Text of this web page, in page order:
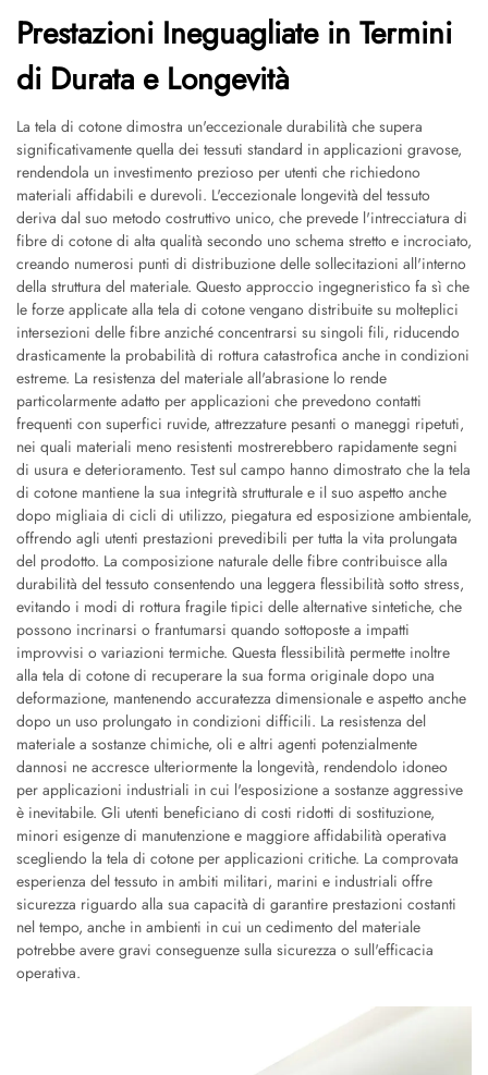
Prestazioni Ineguagliate in Termini
di Durata e Longevità
La tela di cotone dimostra un'eccezionale durabilità che supera
significativamente quella dei tessuti standard in applicazioni gravose,
rendendola un investimento prezioso per utenti che richiedono
materiali affidabili e durevoli. L'eccezionale longevità del tessuto
deriva dal suo metodo costruttivo unico, che prevede l'intrecciatura di
fibre di cotone di alta qualità secondo uno schema stretto e incrociato,
creando numerosi punti di distribuzione delle sollecitazioni all'interno
della struttura del materiale. Questo approccio ingegneristico fa sì che
le forze applicate alla tela di cotone vengano distribuite su molteplici
intersezioni delle fibre anziché concentrarsi su singoli fili, riducendo
drasticamente la probabilità di rottura catastrofica anche in condizioni
estreme. La resistenza del materiale all'abrasione lo rende
particolarmente adatto per applicazioni che prevedono contatti
frequenti con superfici ruvide, attrezzature pesanti o maneggi ripetuti,
nei quali materiali meno resistenti mostrerebbero rapidamente segni
di usura e deterioramento. Test sul campo hanno dimostrato che la tela
di cotone mantiene la sua integrità strutturale e il suo aspetto anche
dopo migliaia di cicli di utilizzo, piegatura ed esposizione ambientale,
offrendo agli utenti prestazioni prevedibili per tutta la vita prolungata
del prodotto. La composizione naturale delle fibre contribuisce alla
durabilità del tessuto consentendo una leggera flessibilità sotto stress,
evitando i modi di rottura fragile tipici delle alternative sintetiche, che
possono incrinarsi o frantumarsi quando sottoposte a impatti
improvvisi o variazioni termiche. Questa flessibilità permette inoltre
alla tela di cotone di recuperare la sua forma originale dopo una
deformazione, mantenendo accuratezza dimensionale e aspetto anche
dopo un uso prolungato in condizioni difficili. La resistenza del
materiale a sostanze chimiche, oli e altri agenti potenzialmente
dannosi ne accresce ulteriormente la longevità, rendendolo idoneo
per applicazioni industriali in cui l'esposizione a sostanze aggressive
è inevitabile. Gli utenti beneficiano di costi ridotti di sostituzione,
minori esigenze di manutenzione e maggiore affidabilità operativa
scegliendo la tela di cotone per applicazioni critiche. La comprovata
esperienza del tessuto in ambiti militari, marini e industriali offre
sicurezza riguardo alla sua capacità di garantire prestazioni costanti
nel tempo, anche in ambienti in cui un cedimento del materiale
potrebbe avere gravi conseguenze sulla sicurezza o sull'efficacia
operativa.